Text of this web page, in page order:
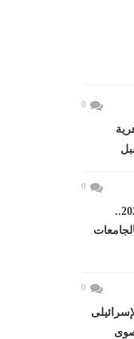
0
0
تنسيق المرحلة الأولى 2026..
0